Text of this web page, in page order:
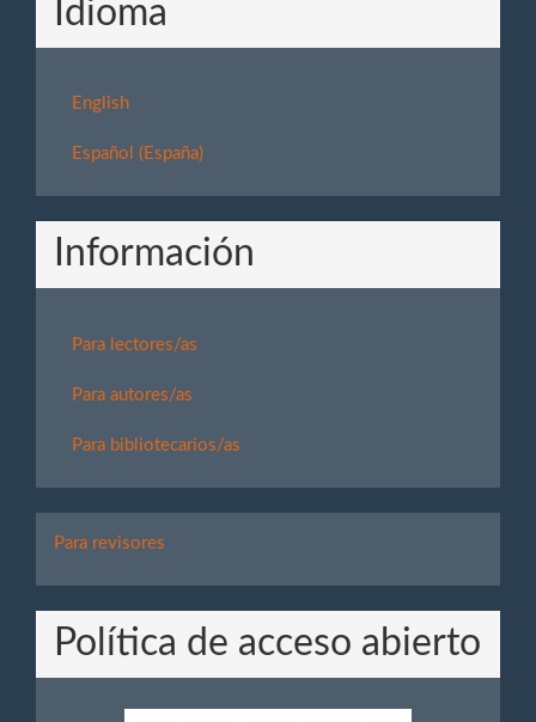
Idioma
English
Español (España)
Información
Para lectores/as
Para autores/as
Para bibliotecarios/as
Para
Revisores
Para revisores
Política de acceso abierto